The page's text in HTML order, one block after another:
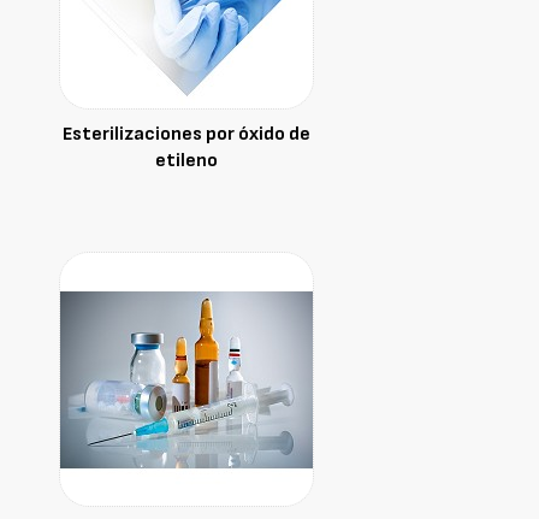
Esterilizaciones por óxido de
etileno